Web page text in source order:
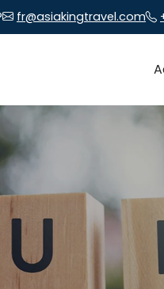
fr@asiakingtravel.com